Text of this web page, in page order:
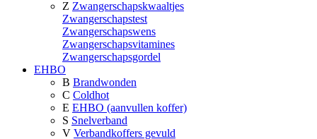
Z Zwangerschapskwaaltjes
Zwangerschapstest
Zwangerschapswens
Zwangerschapsvitamines
Zwangerschapsgordel
EHBO
B Brandwonden
C Coldhot
E EHBO (aanvullen koffer)
S Snelverband
V Verbandkoffers gevuld